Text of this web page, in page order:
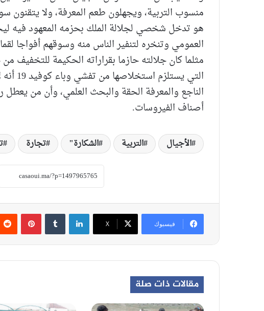
منسوب التربية، ويجهلون طعم المعرفة، ولا يتقنون
هو تدخل شخصي لجلالة الملك بحزمه المعهود فيه
العمومي وتنخره لتنفير الناس منه وسوقهم أفواجا
مثلما كان جلالته حازما بقراراته الحكيمة للتخفيف
التي
الناجع والمعرفة الحقة والبحث العلمي، وأن من يعطل
أصناف الفيروسات.
الأجيال التربية الشكارة" تجارة
فيسبوك ‫X
لينكدإن بينتيريست
مقالات ذات صلة